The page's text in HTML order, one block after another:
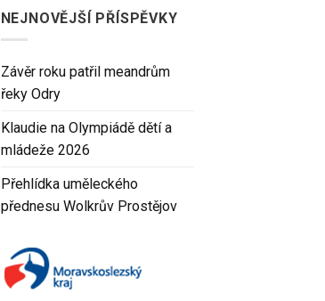
NEJNOVĚJŠÍ PŘÍSPĚVKY
Závěr roku patřil meandrům
řeky Odry
Klaudie na Olympiádě dětí a
mládeže 2026
Přehlídka uměleckého
přednesu Wolkrův Prostějov